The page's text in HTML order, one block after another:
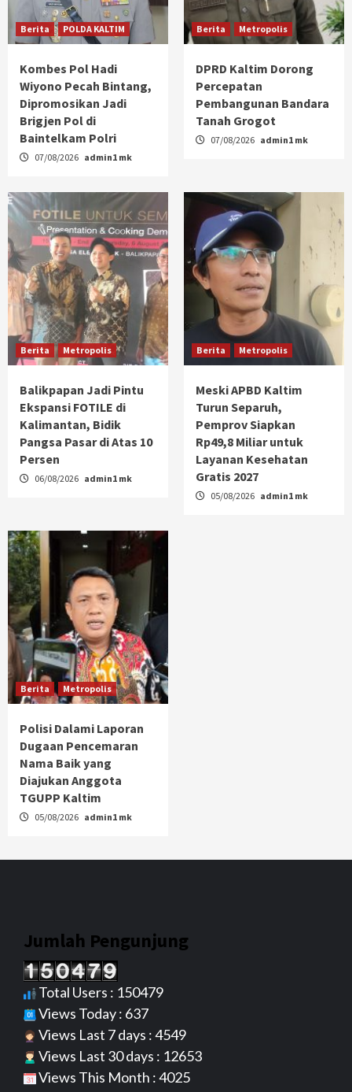
Berita POLDA KALTIM
Kombes Pol Hadi
Wiyono Pecah Bintang,
Dipromosikan Jadi
Brigjen Pol di
Baintelkam Polri
07/08/2026 admin1 mk
Berita Metropolis
DPRD Kaltim Dorong
Percepatan
Pembangunan Bandara
Tanah Grogot
07/08/2026 admin1 mk
Berita Metropolis
Balikpapan Jadi Pintu
Ekspansi FOTILE di
Kalimantan, Bidik
Pangsa Pasar di Atas 10
Persen
06/08/2026 admin1 mk
Berita Metropolis
Meski APBD Kaltim
Turun Separuh,
Pemprov Siapkan
Rp49,8 Miliar untuk
Layanan Kesehatan
Gratis 2027
05/08/2026 admin1 mk
Berita Metropolis
Polisi Dalami Laporan
Dugaan Pencemaran
Nama Baik yang
Diajukan Anggota
TGUPP Kaltim
05/08/2026 admin1 mk
Jumlah Pengunjung
Total Users : 150479
Views Today : 637
Views Last 7 days : 4549
Views Last 30 days : 12653
Views This Month : 4025